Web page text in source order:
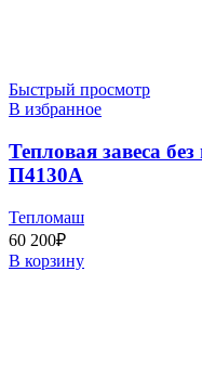
Быстрый просмотр
В избранное
Тепловая завеса
П4130А
Тепломаш
60 200₽
В корзину